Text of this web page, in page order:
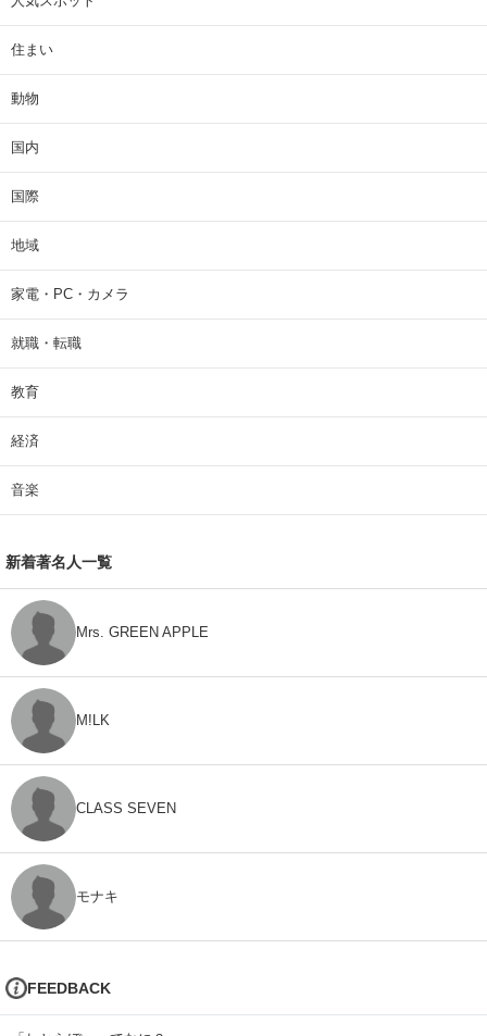
住まい
動物
国内
国際
地域
家電・PC・カメラ
就職・転職
教育
経済
音楽
新着著名人一覧
Mrs. GREEN APPLE
M!LK
CLASS SEVEN
モナキ
FEEDBACK